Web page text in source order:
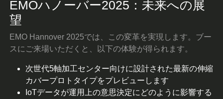
EMOハノーバー2025：未来への展
望
EMO Hannover 2025では、この変革を実現します。ブー
スにご来場いただくと、以下の体験が得られます。
次世代5軸加工センター向けに設計された最新の伸縮
カバープロトタイプをプレビューします
IoTデータが運用上の意思決定にどのように影響する